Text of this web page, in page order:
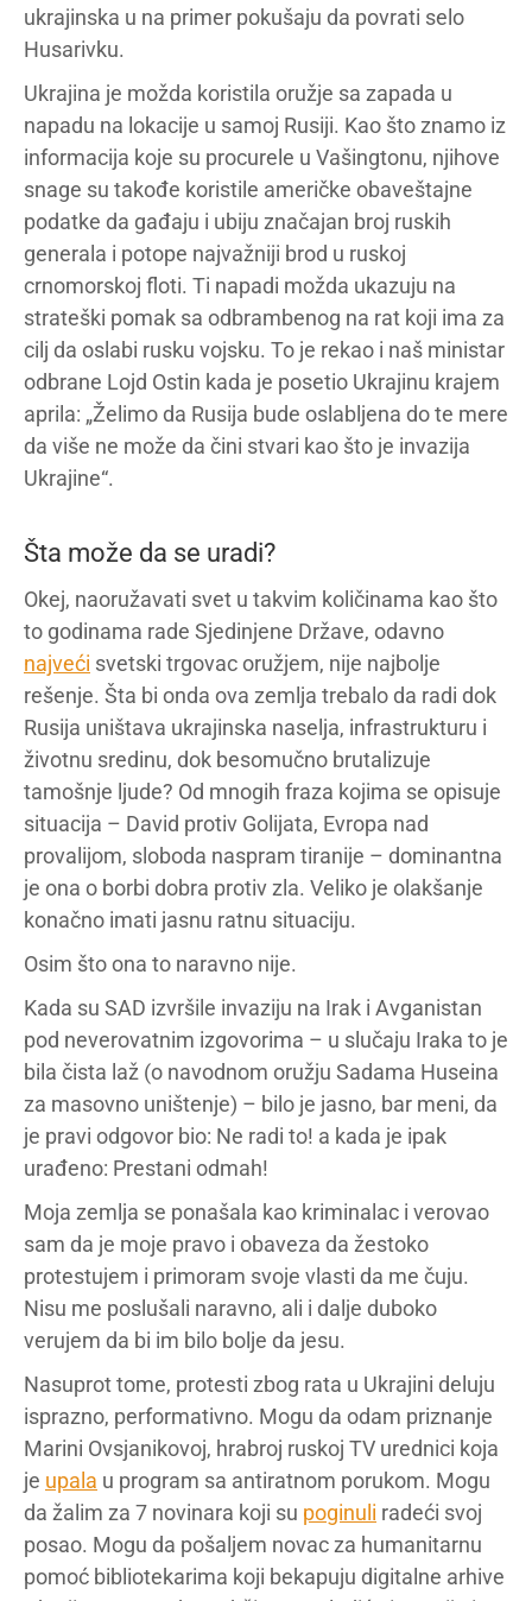
ukrajinska u na primer pokušaju da povrati selo
Husarivku.
Ukrajina je možda koristila oružje sa zapada u
napadu na lokacije u samoj Rusiji. Kao što znamo iz
informacija koje su procurele u Vašingtonu, njihove
snage su takođe koristile američke obaveštajne
podatke da gađaju i ubiju značajan broj ruskih
generala i potope najvažniji brod u ruskoj
crnomorskoj floti. Ti napadi možda ukazuju na
strateški pomak sa odbrambenog na rat koji ima za
cilj da oslabi rusku vojsku. To je rekao i naš ministar
odbrane Lojd Ostin kada je posetio Ukrajinu krajem
aprila: „Želimo da Rusija bude oslabljena do te mere
da više ne može da čini stvari kao što je invazija
Ukrajine“.
Šta može da se uradi?
Okej, naoružavati svet u takvim količinama kao što
to godinama rade Sjedinjene Države, odavno
najveći svetski trgovac oružjem, nije najbolje
rešenje. Šta bi onda ova zemlja trebalo da radi dok
Rusija uništava ukrajinska naselja, infrastrukturu i
životnu sredinu, dok besomučno brutalizuje
tamošnje ljude? Od mnogih fraza kojima se opisuje
situacija – David protiv Golijata, Evropa nad
provalijom, sloboda naspram tiranije – dominantna
je ona o borbi dobra protiv zla. Veliko je olakšanje
konačno imati jasnu ratnu situaciju.
Osim što ona to naravno nije.
Kada su SAD izvršile invaziju na Irak i Avganistan
pod neverovatnim izgovorima – u slučaju Iraka to je
bila čista laž (o navodnom oružju Sadama Huseina
za masovno uništenje) – bilo je jasno, bar meni, da
je pravi odgovor bio: Ne radi to! a kada je ipak
urađeno: Prestani odmah!
Moja zemlja se ponašala kao kriminalac i verovao
sam da je moje pravo i obaveza da žestoko
protestujem i primoram svoje vlasti da me čuju.
Nisu me poslušali naravno, ali i dalje duboko
verujem da bi im bilo bolje da jesu.
Nasuprot tome, protesti zbog rata u Ukrajini deluju
isprazno, performativno. Mogu da odam priznanje
Marini Ovsjanikovoj, hrabroj ruskoj TV urednici koja
je upala u program sa antiratnom porukom. Mogu
da žalim za 7 novinara koji su poginuli radeći svoj
posao. Mogu da pošaljem novac za humanitarnu
pomoć bibliotekarima koji bekapuju digitalne arhive